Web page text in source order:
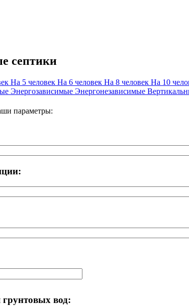
септики
На 5 человек На 6 человек На 8 человек На 10
Энергозависимые Энергонезависимые
параметры:
грунтовых вод: